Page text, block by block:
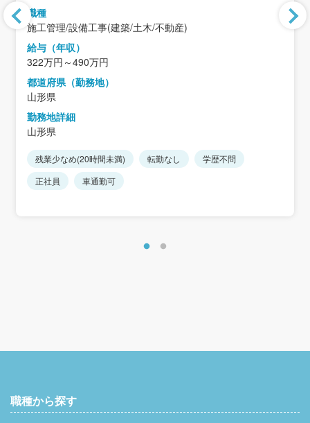
職種
施工管理/設備工事(建築/土木/不動産)
給与（年収）
322万円～490万円
都道府県（勤務地）
山形県
勤務地詳細
山形県
残業少なめ(20時間未満) 転勤なし
学歴不問
正社員
車通勤可
職種から探す